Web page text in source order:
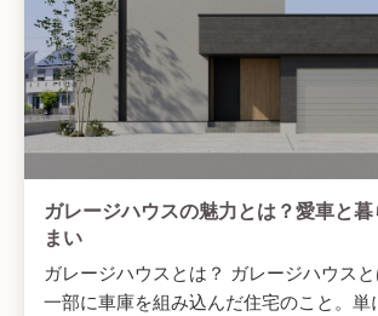
ガレージハウスの魅力とは？愛車と
まい
ガレージハウスとは？ ガレージハウス
一部に車庫を組み込んだ住宅のこと。単